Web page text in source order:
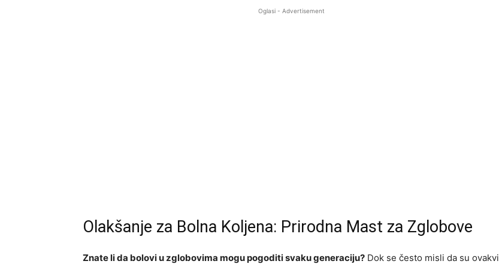
Oglasi - Advertisement
Olakšanje za Bolna Koljena: Prirodna Mast za Zglobove
Znate li da bolovi u zglobovima mogu pogoditi svaku generaciju? Dok se često misli da su ovakvi